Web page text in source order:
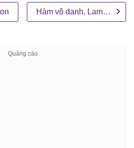
Hàm vô danh, Lambda